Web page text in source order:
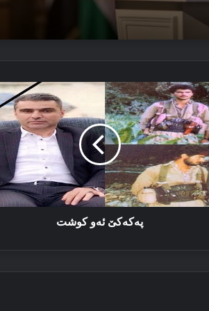
ئەڤ تاوان دوبارە نەبن
پەكەكێ ئەو كوشت